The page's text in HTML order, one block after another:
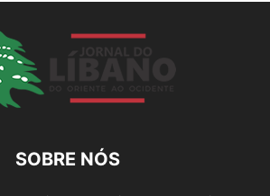
SOBRE NÓS